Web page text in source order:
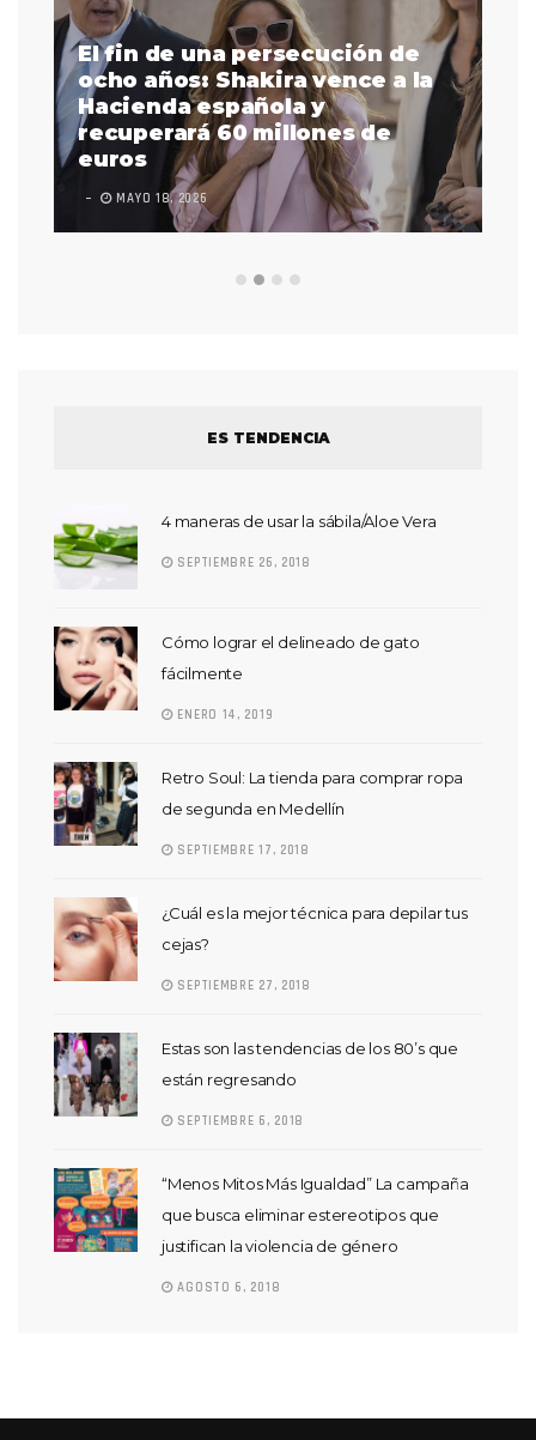
El fin de una persecución de
ocho años: Shakira vence a la
Hacienda española y
recuperará 60 millones de
euros
MAYO 18, 2026
ES TENDENCIA
4 maneras de usar la sábila/Aloe Vera
SEPTIEMBRE 26, 2018
Cómo lograr el delineado de gato
fácilmente
ENERO 14, 2019
Retro Soul: La tienda para comprar ropa
de segunda en Medellín
SEPTIEMBRE 17, 2018
¿Cuál es la mejor técnica para depilar tus
cejas?
SEPTIEMBRE 27, 2018
Estas son las tendencias de los 80’s que
están regresando
SEPTIEMBRE 6, 2018
“Menos Mitos Más Igualdad” La campaña
que busca eliminar estereotipos que
justifican la violencia de género
AGOSTO 6, 2018